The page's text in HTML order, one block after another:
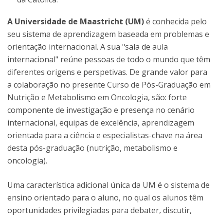
A Universidade de Maastricht (UM)é conhecida pelo
seu sistema de aprendizagem baseada em problemas e
orientação internacional. A sua "sala de aula
internacional" reúne pessoas de todo o mundo que têm
diferentes origens e perspetivas. De grande valor para
a colaboração no presente Curso de Pós-Graduação em
Nutrição e Metabolismo em Oncologia, são: forte
componente de investigação e presença no cenário
internacional, equipas de excelência, aprendizagem
orientada para a ciência e especialistas-chave na área
desta pós-graduação (nutrição, metabolismo e
oncologia).
Uma característica adicional única da UM é o sistema de
ensino orientado para o aluno, no qual os alunos têm
oportunidades privilegiadas para debater, discutir,